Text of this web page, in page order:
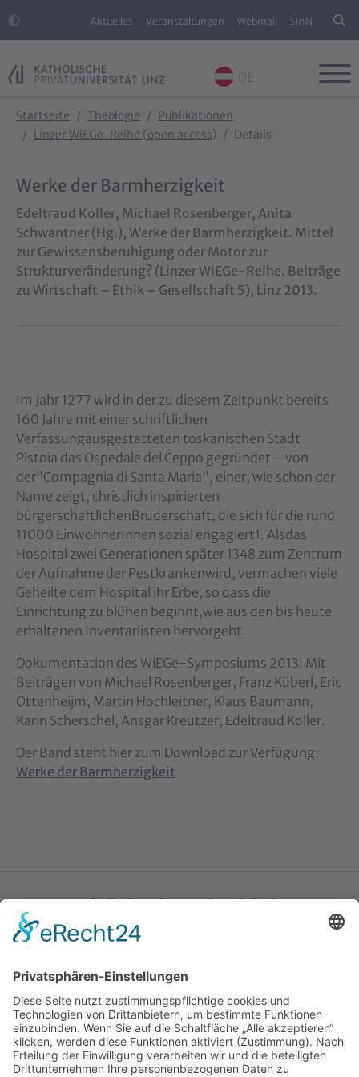
Aktuelles Veranstaltungen Webmail SInN
DE
Startseite Theologie
Publikationen
Linzer WiEGe-Reihe (open access)
Details
Werke der Barmherzigkeit
Edeltraud Koller, Michael Rosenberger, Anita
Schwantner (Hg.), Werke der Barmherzigkeit. Mittel
zur Gewissensberuhigung oder Motor zur
Strukturveränderung? (Linzer WiEGe-Reihe. Beiträge
zu Wirtschaft – Ethik – Gesellschaft 5), Linz 2013.
Im Jahr 1277 wird in der zu diesem Zeitpunkt bereits
160 Jahre mit einer schriftlichen
Verfassungausgestatteten toskanischen Stadt
Pistoia das Ospedale del Ceppo gegründet – von
der"Compagnia di Santa Maria", einer, wie schon der
Name zeigt, christlich inspirierten
bürgerschaftlichenBruderschaft, die sich für die rund
11000 EinwohnerInnen sozial engagiert1. Alsdas
Hospital zwei Generationen später 1348 zum Zentrum
der Aufnahme der Pestkrankenwird, vermachen viele
Geheilte dem Hospital ihr Erbe, so dass die
Einrichtung zu blühen beginnt,wie aus den bis heute
erhaltenen Inventarlisten hervorgeht.
Dokumentation des WiEGe-Symposiums 2013. Mit
Beiträgen von Michael Rosenberger, Franz Küberl, Eric
Ottenheijm, Martin Hochleitner, Klaus Baumann,
Karin Scherschel, Ansgar Kreutzer, Edeltraud Koller.
Der Band steht hier zum Download zur Verfügung:
Werke der Barmherzigkeit
Katholische Privat-Universität Linz
Bethlehemstraße 20
T:+43 732 / 784293
E:office[at]ku-linz.at